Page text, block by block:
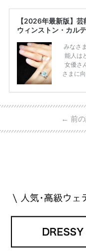
【2026年最新版】
ウィンストン・カル
みなさ
能人は
女優さ
さまに
ーウィ
日本で
・愛用
← 前